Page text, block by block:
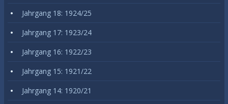
Jahrgang 18: 1924/25
Jahrgang 17: 1923/24
Jahrgang 16: 1922/23
Jahrgang 15: 1921/22
Jahrgang 14: 1920/21